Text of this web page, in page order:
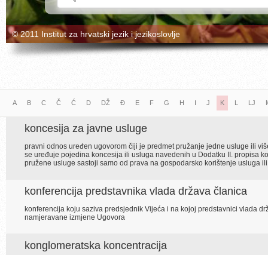
© 2011 Institut za hrvatski jezik i jezikoslovlje
A B C Č Ć D DŽ Đ E F G H I J K L LJ
koncesija za javne usluge
pravni odnos uređen ugovorom čiji je predmet pružanje jedne usluge ili
se uređuje pojedina koncesija ili usluga navedenih u Dodatku II. propisa
pružene usluge sastoji samo od prava na gospodarsko korištenje usluga
konferencija predstavnika vlada država članica
konferencija koju saziva predsjednik Vijeća i na kojoj predstavnici vlada
namjeravane izmjene Ugovora
konglomeratska koncentracija